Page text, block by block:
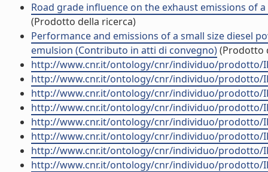
Road grade influence on the exhaust emissions of
(Prodotto della ricerca)
Performance and emissions of a small size diesel
emulsion (Contributo in atti di convegno)(Prodotto
http://www.cnr.it/ontology/cnr/individuo/prodotto/
http://www.cnr.it/ontology/cnr/individuo/prodotto/
http://www.cnr.it/ontology/cnr/individuo/prodotto/
http://www.cnr.it/ontology/cnr/individuo/prodotto/
http://www.cnr.it/ontology/cnr/individuo/prodotto/
http://www.cnr.it/ontology/cnr/individuo/prodotto/
http://www.cnr.it/ontology/cnr/individuo/prodotto/
http://www.cnr.it/ontology/cnr/individuo/prodotto/